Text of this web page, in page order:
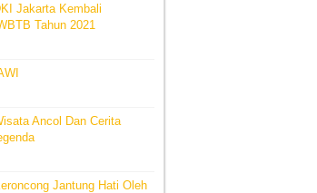
Jakarta Kembali
Tahun 2021
Ancol Dan Cerita
Jantung Hati Oleh